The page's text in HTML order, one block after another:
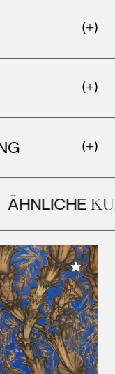
ÄHNLICHE
Meiner